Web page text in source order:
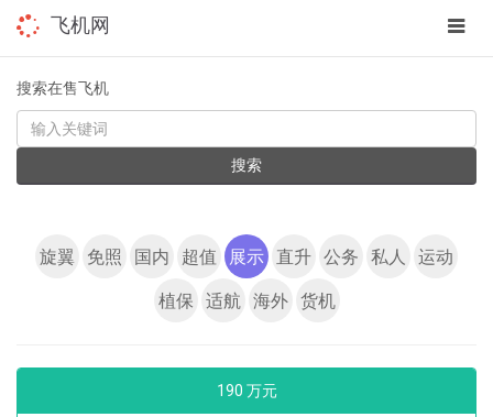
app
飞机网
搜索在售飞机
KEYWORD
搜索
旋翼 免照 国内 超值 展示 直升 公务 私人
运动
植保 适航 海外 货机
190 万元